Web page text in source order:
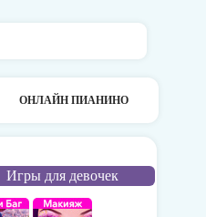
ОНЛАЙН ПИАНИНО
Игры для девочек